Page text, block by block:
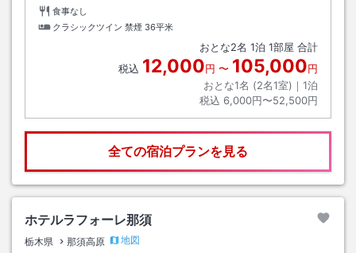
食事なし
クラシックツイン 禁煙 36平米
おとな2名 1泊 1部屋 合計
税込 12,000円 〜 105,000円
おとな1名 (2名1室)｜ 1泊
税込 6,000円〜52,500円
全ての宿泊プランを見る
ホテルラフォーレ那須
栃木県 那須高原
地図